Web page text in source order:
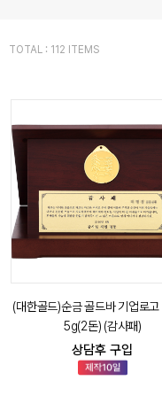
TOTAL : 112 ITEMS
(대한골드)순금 골드바 기업로고
5g(2돈) (감사패)
상담후 구입